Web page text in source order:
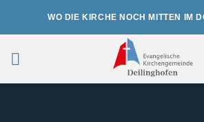
WO DIE KIRCHE NOCH MITTEN IM